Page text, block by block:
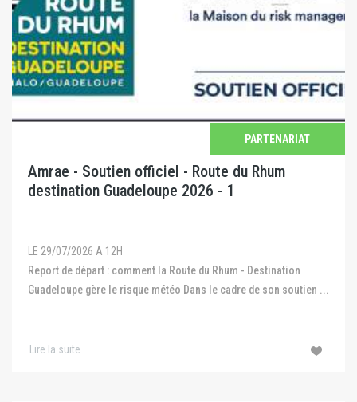
PARTENARIAT
Amrae - Soutien officiel - Route du Rhum
destination Guadeloupe 2026 - 1
LE 29/07/2026 A 12H
Report de départ : comment la Route du Rhum - Destination
Guadeloupe gère le risque météo Dans le cadre de son soutien ...
Lire la suite